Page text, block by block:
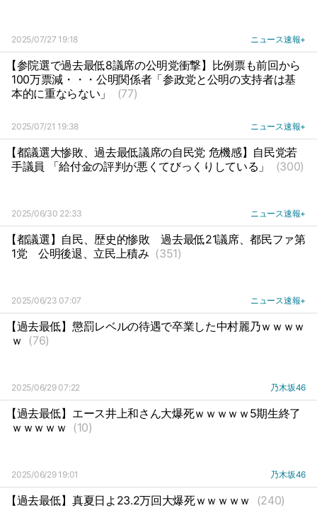
2025/07/27 19:18 ニュース速報+
【参院選で過去最低8議席の公明党衝撃】比例票も前回から
100万票減・・・公明関係者「参政党と公明の支持者は基
本的に重ならない」
(77)
2025/07/21 19:38 ニュース速報+
【都議選大惨敗、過去最低議席の自民党 危機感】自民党若
手議員 「給付金の評判が悪くてびっくりしている」
(300)
2025/06/30 22:33 ニュース速報+
【都議選】自民、歴史的惨敗
過去最低21議席、都民ファ第
1党
公明後退、立民上積み (351)
2025/06/23 07:07 ニュース速報+
【過去最低】懲罰レベルの待遇で卒業した中村麗乃ｗｗｗｗ
ｗ (76)
2025/06/29 07:22 乃木坂46
【過去最低】エース井上和さん大爆死ｗｗｗｗｗ5期生終了
ｗｗｗｗｗ (10)
2025/06/29 19:01 乃木坂46
【過去最低】真夏日よ23.2万回大爆死ｗｗｗｗｗ (240)